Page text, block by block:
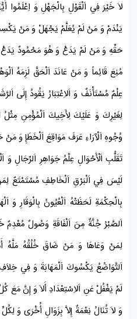
لاَ خَيْرَ فِي اَلْقَوْلِ بِالْجَهْلِ وَ اِعْلَمُوا
يَنْدَمْ وَ مَنْ لَمْ يُعَلَّمْ يَجْهَلْ وَ مَنْ
حَقِّهِ وَ مَنْ لَمْ يَدَعْ وَ هُوَ مَحْمُودٌ
مُنِعَ قَائِماً وَ مَنْ عَانَدَ اَلْحَقَّ لَزِمَهُ
عِلْمٌ مُسْتَأْنَفٌ وَ اَلاِعْتِبَارُ يَقُودُ إِلَى
لِغَيْرِكَ وَ عَلَيْكَ لِأَخِيكَ اَلْمُؤْمِنِ
وُجُوهِ اَلْآرَاءِ عَرَفَ مَوَاقِعَ اَلْخَطَإِ وَ
تَقَلُّبِ اَلْأَحْوَالِ عِلْمُ جَوَاهِرِ اَلرِّجَالِ وَ
لَيْسَ فِي اَلْبَرْقِ اَلْخَاطِفِ مُسْتَمْتَعٌ
بِالْحِكْمَةِ لَحَظَتْهُ اَلْعُيُونُ بِالْوَقَارِ وَ
اَلصَّبْرُ جُنَّةٌ مِنَ اَلْفَاقَةِ وَصُولٌ
لِمَنْ وَعَاهَا وَ مَنْ ضَاقَ خُلُقُهُ مَلَّهُ
اَلتَّوَاضُعُ يَكْسُوكَ اَلْمَهَابَةَ وَ فِي
لَمْ يَغْفُلْ عَنِ اَلاِسْتِعْدَادِ أَلاَ وَ إِنَّ
وَ لاَ تُنَالُ نِعْمَةٌ إِلاَّ بِزَوَالِ أُخْرَى وَ